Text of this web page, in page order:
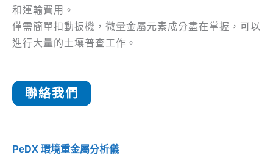
和運輸費用。
僅需簡單扣動扳機，微量金屬元素成分盡在掌握，可以
進行大量的土壤普查工作。
聯絡我們
PeDX 環境重金屬分析儀